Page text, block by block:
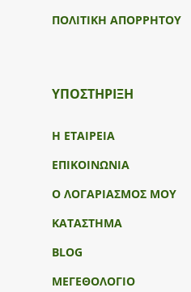
ΠΟΛΙΤΙΚΗ ΑΠΟΡΡΗΤΟΥ
ΥΠΟΣΤΉΡΙΞΗ
Η ΕΤΑΙΡΕΙΑ
ΕΠΙΚΟΙΝΩΝΙΑ
Ο ΛΟΓΑΡΙΑΣΜΟΣ ΜΟΥ
ΚΑΤΑΣΤΗΜΑ
BLOG
ΜΕΓΕΘΟΛΟΓΙΟ